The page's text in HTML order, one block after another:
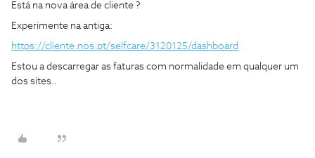
Está na nova área de cliente ?
Experimente na antiga:
https://cliente.nos.pt/selfcare/3120125/dashboard
Estou a descarregar as faturas com normalidade em qualquer um
dos sites..